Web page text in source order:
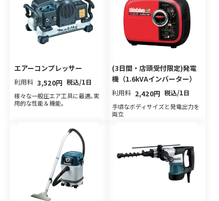
エアーコンプレッサー
利用料 3,520円 税込/1日
様々な一般圧エア工具に最適｡実
用的な性能＆機能｡
(3日間・店頭受付限定)発電
機（1.6kVAインバーター）
利用料 2,420円 税込/1日
手頃なボディサイズと発電出力を
両立